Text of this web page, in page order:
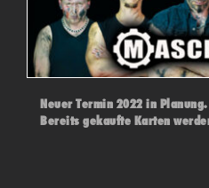
Neuer Termin 2022 in Planung.
Bereits gekaufte Karten